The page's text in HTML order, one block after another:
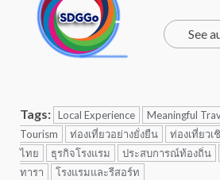
See
Tags: Local Experience Meaningful
Tourism
ท่องเที่ยวอย่างยั่งยืน ท่องเที่ยว
ไทย
ธุรกิจโรงแรม ประสบการณ์ท้องถิ่น
ทารา
โรงแรมและรีสอร์ท